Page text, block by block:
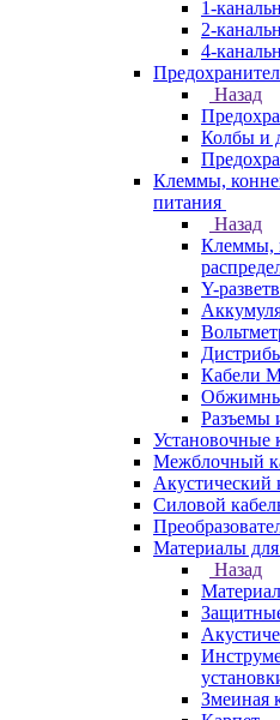
1-
2-
4-
Назад
Колбы и
Клеммы,
питания
Назад
Клеммы,
Y-
Кабели
Разъемы
Установочные
Межблочный
Акустический
Силовой
Материалы
Назад
Змеиная